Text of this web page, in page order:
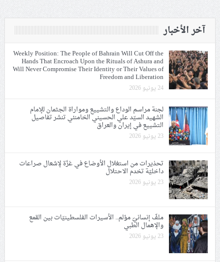
آخر الأخبار
Weekly Position: The People of Bahrain Will Cut Off the
Hands That Encroach Upon the Rituals of Ashura and
Will Never Compromise Their Identity or Their Values of
Freedom and Liberation
24 يونيو 2026
لجنة مراسم الوداع والتشييع ومواراة الجثمان للإمام
الشهيد السيّد علي الحسيني الخامنئي تنشر تفاصيل
التشييع في إيران والعراق
23 يونيو 2026
تحذيرات من استغلال الأوضاع في غزّة لإشعال صراعات
داخليّة تخدم الاحتلال
23 يونيو 2026
ملفّ إنسانيّ مؤلم.. الأسيرات الفلسطينيّات بين القمع
والإهمال الطبي
23 يونيو 2026